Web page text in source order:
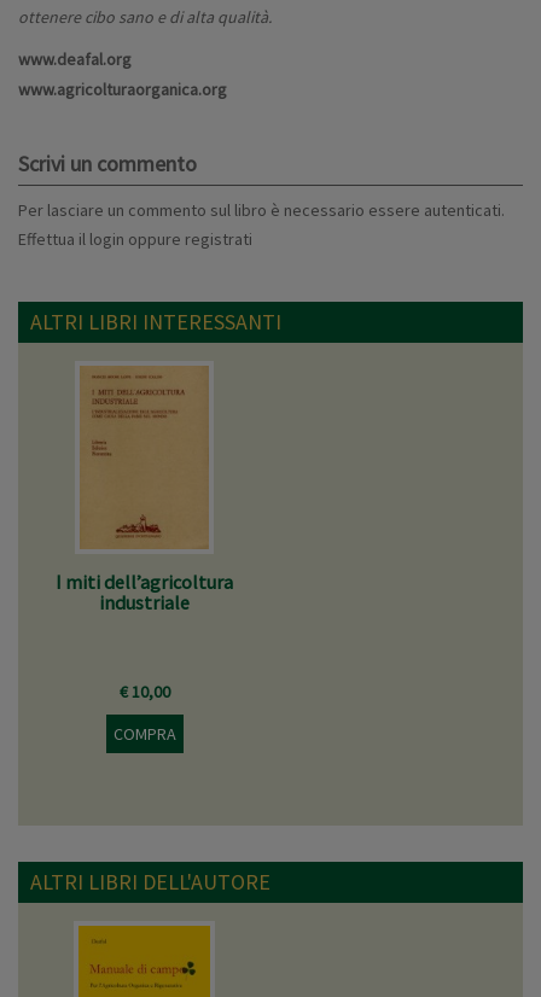
ottenere cibo sano e di alta qualità.
www.deafal.org
www.agricolturaorganica.org
Scrivi un commento
Per lasciare un commento sul libro è necessario essere autenticati.
Effettua il login oppure registrati
ALTRI LIBRI INTERESSANTI
I miti dell’agricoltura
industriale
€ 10,00
COMPRA
ALTRI LIBRI DELL'AUTORE